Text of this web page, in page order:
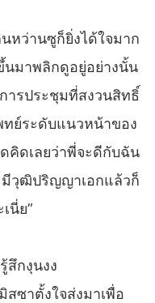
ายตามองอดีตสามีอีกแม้
นี้!”
มีทางรักษาได้
ำแพง จูบรอยแผลของเธ
ธอ รักฉัน หรือให้ฉันรักเ
ารพนับถือ แต่ยอมเป็นทา
หว่านซูก็ยิ่งได้ใจมาก
นมาพลิกดูอยู่อย่างนั้น
รประชุมที่สงวนสิทธิ์
ทย์ระดับแนวหน้าของ
ดเลยว่าพี่จะดีกับฉัน
วุฒิปริญญาเอกแล้วก็
นี่ย”
สึกงุนงง
ซาตั้งใจส่งมาเพื่อ